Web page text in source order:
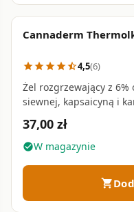
Cannaderm
starstarstarstarstar_half4,5(6)
Żel rozgrzewający z
siewnej, kapsaicyną i
stawów • 150 ml
37,00 zł
check_circleW magazynie
shopping_cart